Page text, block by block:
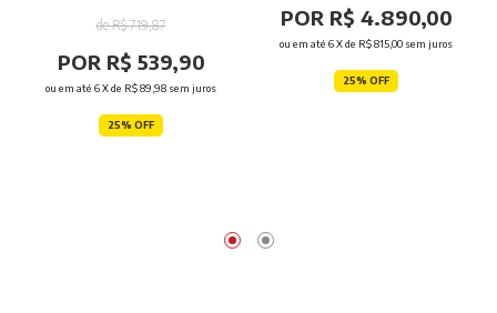
de R$ 719,87
POR R$ 539,90
ou em até 6X de R$ 89,98 sem juros
25% OFF
POR R$ 4.890,00
ou em até 6X de R$ 815,00 sem juros
25% OFF